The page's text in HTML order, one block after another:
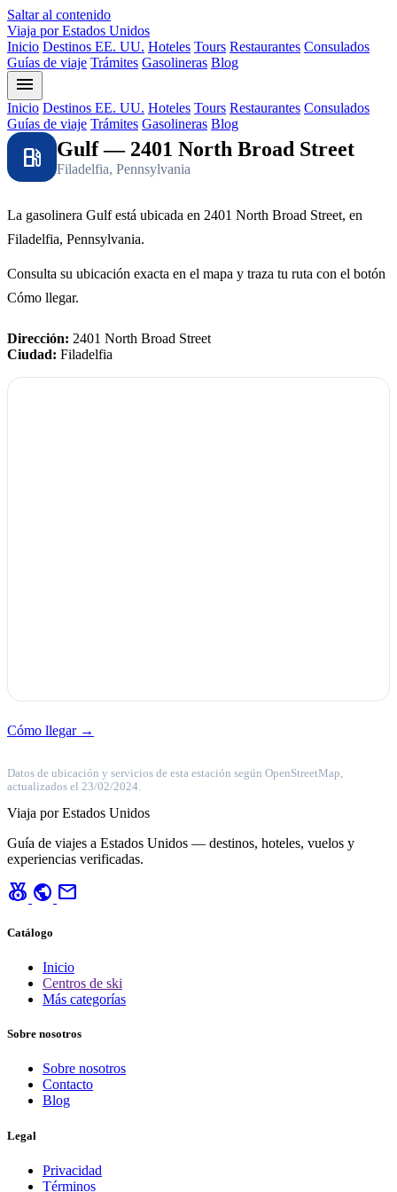
Saltar al contenido
Viaja por Estados Unidos
Inicio Destinos EE. UU. Hoteles Tours Restaurantes Consulados
Guías de viaje Trámites Gasolineras Blog
menu
Inicio Destinos EE. UU. Hoteles Tours Restaurantes Consulados
Guías de viaje Trámites Gasolineras Blog
local_gas_station Gulf — 2401 North Broad Street
Filadelfia, Pennsylvania
La gasolinera Gulf está ubicada en 2401 North Broad Street, en
Filadelfia, Pennsylvania.
Consulta su ubicación exacta en el mapa y traza tu ruta con el botón
Cómo llegar.
Dirección: 2401 North Broad Street
Ciudad: Filadelfia
Cómo llegar →
Datos de ubicación y servicios de esta estación según OpenStreetMap,
actualizados el 23/02/2024.
Viaja por Estados Unidos
Guía de viajes a Estados Unidos — destinos, hoteles, vuelos y
experiencias verificadas.
social_leaderboard public mail
Catálogo
Inicio
Centros de ski
Más categorías
Sobre nosotros
Sobre nosotros
Contacto
Blog
Legal
Privacidad
Términos